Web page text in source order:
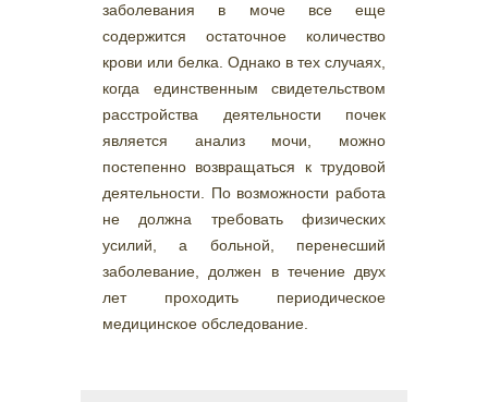
заболевания в моче все еще
содержится остаточное количество
крови или белка. Однако в тех случаях,
когда единственным свидетельством
расстройства деятельности почек
является анализ мочи, можно
постепенно возвращаться к трудовой
деятельности. По возможности работа
не должна требовать физических
усилий, а больной, перенесший
заболевание, должен в течение двух
лет проходить периодическое
медицинское обследование.